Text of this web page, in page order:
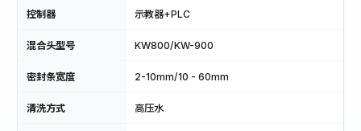
控制器 示教器+PLC
混合头型号 KW800/KW-900
密封条宽度 2-10mm/10 - 60mm
清洗方式 高压水